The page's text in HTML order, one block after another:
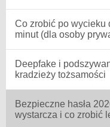
Co zrobić po wycieku
minut (dla osoby
Deepfake i
kradzieży tożsamości
Bezpieczne hasła
wystarcza i co zrobić